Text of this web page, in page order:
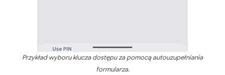
Przykład wyboru klucza dostępu za pomocą autouzupełniania
formularza.